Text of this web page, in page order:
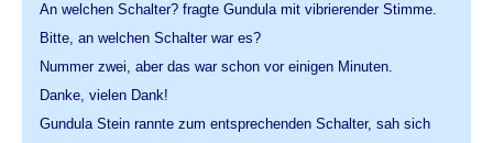
An welchen Schalter? fragte Gundula mit vibrierender Stimme.
Bitte, an welchen Schalter war es?
Nummer zwei, aber das war schon vor einigen Minuten.
Danke, vielen Dank!
Gundula Stein rannte zum entsprechenden Schalter, sah sich